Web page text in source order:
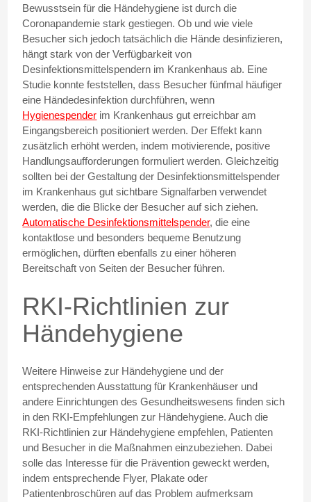
Bewusstsein für die Händehygiene ist durch die
Coronapandemie stark gestiegen. Ob und wie viele
Besucher sich jedoch tatsächlich die Hände desinfizieren,
hängt stark von der Verfügbarkeit von
Desinfektionsmittelspendern im Krankenhaus ab. Eine
Studie konnte feststellen, dass Besucher fünfmal häufiger
eine Händedesinfektion durchführen, wenn
Hygienespender im Krankenhaus gut erreichbar am
Eingangsbereich positioniert werden. Der Effekt kann
zusätzlich erhöht werden, indem motivierende, positive
Handlungsaufforderungen formuliert werden. Gleichzeitig
sollten bei der Gestaltung der Desinfektionsmittelspender
im Krankenhaus gut sichtbare Signalfarben verwendet
werden, die die Blicke der Besucher auf sich ziehen.
Automatische Desinfektionsmittelspender, die eine
kontaktlose und besonders bequeme Benutzung
ermöglichen, dürften ebenfalls zu einer höheren
Bereitschaft von Seiten der Besucher führen.
RKI-Richtlinien zur
Händehygiene
Weitere Hinweise zur Händehygiene und der
entsprechenden Ausstattung für Krankenhäuser und
andere Einrichtungen des Gesundheitswesens finden sich
in den RKI-Empfehlungen zur Händehygiene. Auch die
RKI-Richtlinien zur Händehygiene empfehlen, Patienten
und Besucher in die Maßnahmen einzubeziehen. Dabei
solle das Interesse für die Prävention geweckt werden,
indem entsprechende Flyer, Plakate oder
Patientenbroschüren auf das Problem aufmerksam